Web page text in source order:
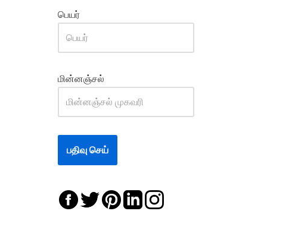
பெயர்
மின்னஞ்சல்